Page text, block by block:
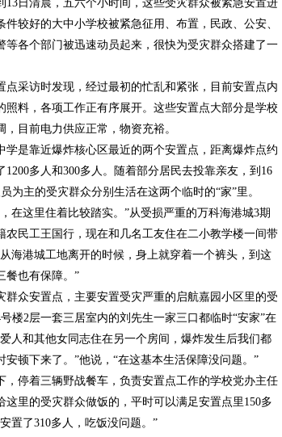
日清晨，五六个小时间，这些受灾群众被紧急安置进
较好的大中小学校被紧急征用、布置，民政、公安、
等各个部门被迅速动员起来，很快为受灾群众搭建了一
采访时发现，经过最初的忙乱和紧张，目前安置点内
照料，各项工作正有序展开。这些安置点大部分是学校
目前电力供应正常，物资充裕。
是靠近爆炸核心区最近的两个安置点，距离爆炸点约
多人和300多人。随着部分居民去投靠亲友，到16
为主的受灾群众分别生活在这两个临时的“家”里。
这里住着比较踏实。”从受损严重的万科海港城3期
农民工王国行，现在和几名工友住在二小教学楼一间带
海港城工地离开的时候，身上就穿着一个裤头，到这
餐也有保障。”
众安置点，主要安置受灾严重的启航嘉园小区里的受
楼2层一套三居室内的刘先生一家三口都临时“安家”在
人和其他女同志住在另一个房间，爆炸发生后我们都
顿下来了。”他说，“在这基本生活保障没问题。”
停着三辆野战餐车，负责安置点工作的学校党办主任
里的受灾群众做饭的，平时可以满足安置点里150多
置了310多人，吃饭没问题。”